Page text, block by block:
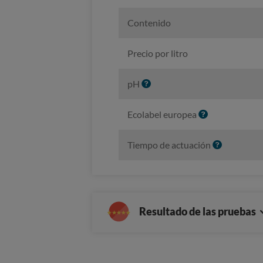
Contenido
Precio por litro
pH I
f
Ecolabel europea I
f
Tiempo de actuación I
Resultado de las pruebas